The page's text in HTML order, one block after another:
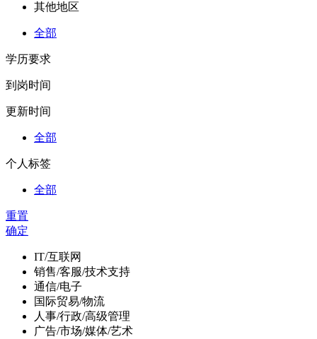
其他地区
全部
学历要求
到岗时间
更新时间
全部
个人标签
全部
重置
确定
IT/互联网
销售/客服/技术支持
通信/电子
国际贸易/物流
人事/行政/高级管理
广告/市场/媒体/艺术